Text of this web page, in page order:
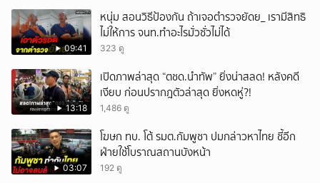
09:41
หนุ่ม สอนวิธีป้องกัน ถ้าเจอตำรวจยัดย_ เรามีสิทธิ
ไม่ให้การ จนท.ทำอะไรมั่วซั่วไม่ได้
323 ดู
13:18
เปิดภาพล่าสุด “ตชด.นำทัพ” ยิ่งน่าสลด! หลังคดี
เงียบ ก่อนปรากฎตัวล่าสุด ยิ่งหดหู่?!
1,486 ดู
03:07
โฆษก ทบ. โต้ รมต.กัมพูชา ปมกล่าวหาไทย ชี้อีก
ฝ่ายใช้โบราณสถานบังหน้า
192 ดู